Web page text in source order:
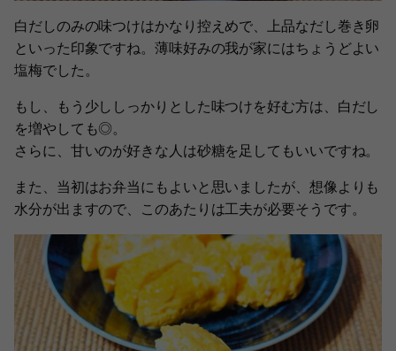
白だしのみの味つけはかなり控えめで、上品なだし巻き卵
といった印象ですね。薄味好みの我が家にはちょうどよい
塩梅でした。
もし、もう少ししっかりとした味つけを好む方は、白だし
を増やしても◎。
さらに、甘いのが好きな人は砂糖を足してもいいですね。
また、当初はお弁当にもよいと思いましたが、想像よりも
水分が出ますので、このあたりは工夫が必要そうです。